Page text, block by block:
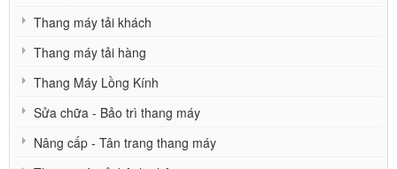
Thang máy tải khách
Thang máy tải hàng
Thang Máy Lồng Kính
Sửa chữa - Bảo trì thang máy
Nâng cấp - Tân trang thang máy